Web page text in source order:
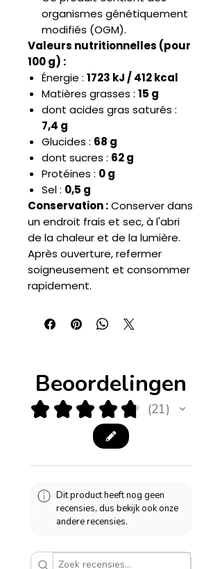
organismes génétiquement
modifiés (OGM).
Valeurs nutritionnelles (pour
100 g) :
Énergie : 1723 kJ / 412 kcal
Matières grasses : 15 g
dont acides gras saturés :
7,4 g
Glucides : 68 g
dont sucres : 62 g
Protéines : 0 g
Sel : 0,5 g
Conservation :Conserver dans
un endroit frais et sec, à l'abri
de la chaleur et de la lumière.
Après ouverture, refermer
soigneusement et consommer
rapidement.
Beoordelingen
★ ★ ★ ★ ★ 21
21
Dit product heeft nog geen
recensies, dus bekijk ook onze
andere recensies.